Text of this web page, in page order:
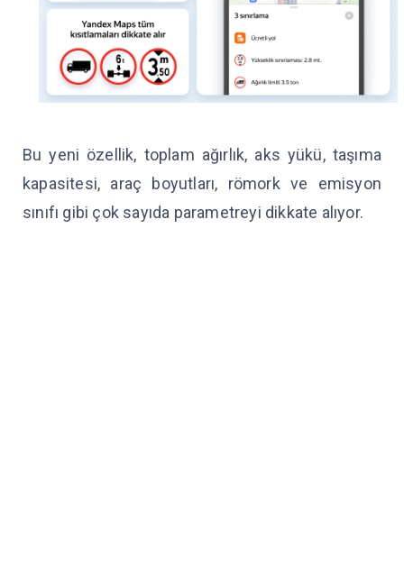
Bu yeni özellik, toplam ağırlık, aks yükü, taşıma
kapasitesi, araç boyutları, römork ve emisyon
sınıfı gibi çok sayıda parametreyi dikkate alıyor.